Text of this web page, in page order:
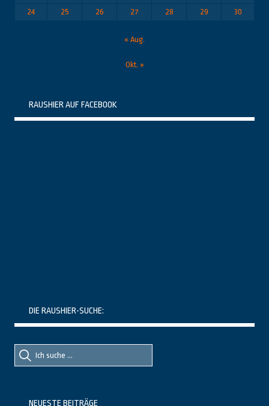
24
25 26 27 28 29 30
« Aug.
Okt. »
RAUSHIER AUF FACEBOOK
DIE RAUSHIER-SUCHE:
Suche
nach::
Suche
nach:
NEUESTE BEITRÄGE